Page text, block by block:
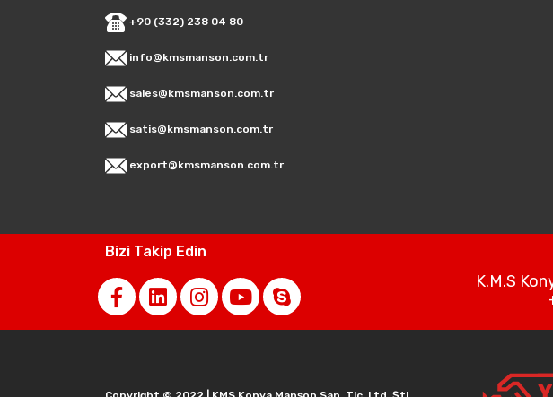
+90 (332) 238 04 80
info@kmsmanson.com.tr
sales@kmsmanson.com.tr
satis@kmsmanson.com.tr
export@kmsmanson.com.tr
Bizi Takip Edin
K.M.S